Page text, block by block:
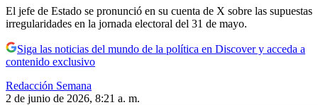
El jefe de Estado se pronunció en su cuenta de X sobre las supuestas
irregularidades en la jornada electoral del 31 de mayo.
Siga las noticias del mundo de la política en Discover y acceda a
contenido exclusivo
Redacción Semana
2 de junio de 2026, 8:21 a. m.